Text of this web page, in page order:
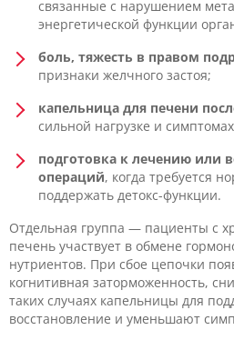
связанные с нарушением
энергетической функции
боль, тяжесть в правом
признаки желчного застоя;
капельница для печени
сильной нагрузке и
подготовка к лечению или
операций, когда требуется
поддержать детокс-функции.
Отдельная группа — пациенты с
печень участвует в обмене
нутриентов. При сбое цепочки
когнитивная заторможенность,
таких случаях капельницы для
восстановление и уменьшают